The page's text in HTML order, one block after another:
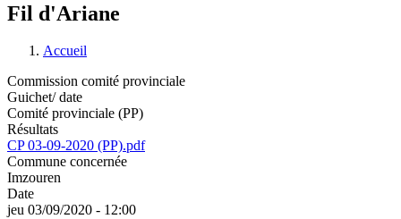
Fil d'Ariane
Accueil
Commission comité provinciale
Guichet/ date
Comité provinciale (PP)
Résultats
CP 03-09-2020 (PP).pdf
Commune concernée
Imzouren
Date
jeu 03/09/2020 - 12:00